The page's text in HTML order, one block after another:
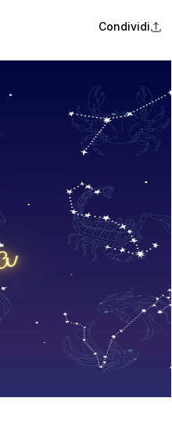
Condividi